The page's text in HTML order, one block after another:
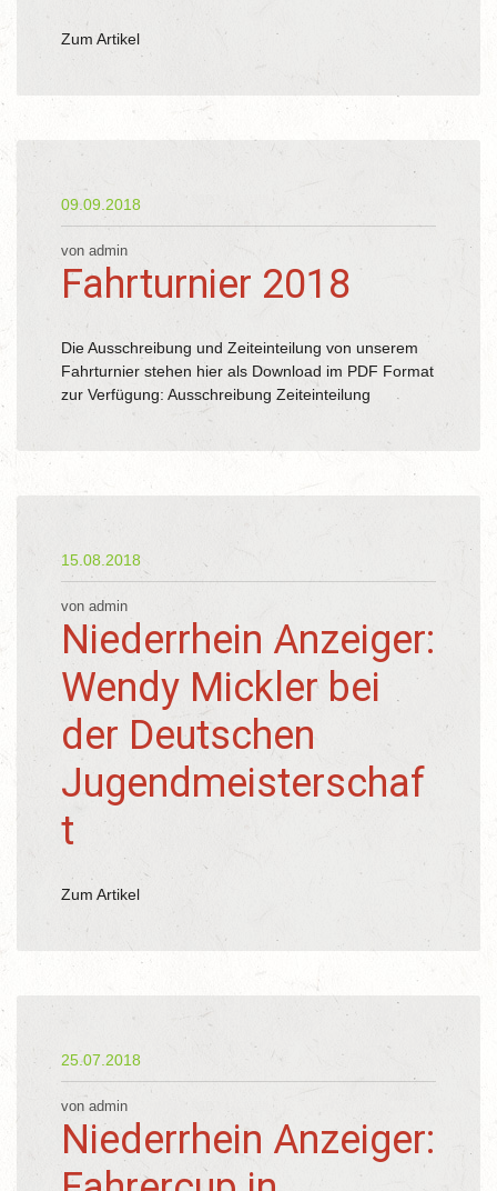
Zum Artikel
09.09.2018
von admin
Fahrturnier 2018
Die Ausschreibung und Zeiteinteilung von unserem
Fahrturnier stehen hier als Download im PDF Format
zur Verfügung: Ausschreibung Zeiteinteilung
15.08.2018
von admin
Niederrhein Anzeiger:
Wendy Mickler bei
der Deutschen
Jugendmeisterschaf
t
Zum Artikel
25.07.2018
von admin
Niederrhein Anzeiger: